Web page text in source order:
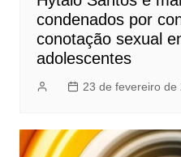
condenados por
conotação sexual
adolescentes
23 de fevereiro de